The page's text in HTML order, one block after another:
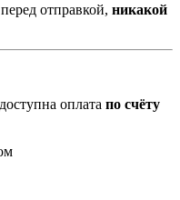
перед отправкой, никакой
оплата по счёту